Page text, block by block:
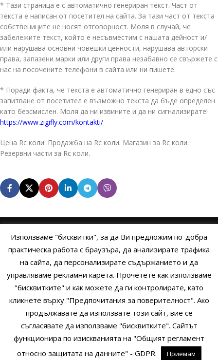
* Тази страница е с автоматично генериран текст. Част от
текста е написан от посетител на сайта. За тази част от текста
собствениците не носят отговорност. Моля в случай, че
забележите текст, който е несъвместим с нашата дейност и/
или нарушава основни човешки ценности, нарушава авторски
права, запазени марки или други права незабавно се свържете с
нас на посочените телефони в сайта или ни пишете.
* Поради факта, че текста е автоматично генериран в едно със
запитване от посетител е възможно текста да бъде определен
като безсмислен. Моля да ни извините и да ни сигнализирате!
https://www.zigifly.com/kontakti/
Цена Rc коли .Продажба на Rc коли. Магазин за Rc коли.
Резервни части за Rc коли.
ОБЩИ УСЛОВИЯ УСЛОВИЯ И ПРАВИЛА
ПОЛИТИКА НА БИСКВИТКИТЕПОЛИТИКА ЗА ПОВЕРИТЕЛНОСТ
Copyright © 2014 - 2024 Zigifly.com — Developed by We Work With
You
Използваме "бисквитки", за да Ви предложим по-добра
практическа работа с браузъра, да анализирате трафика
на сайта, да персонализирате съдържанието и да
управляваме рекламни карета. Прочетете как използваме
"бисквитките" и как можете да ги контролирате, като
кликнете върху "Предпочитания за поверителност". Ако
продължавате да използвате този сайт, вие се
съгласявате да използваме "бисквитките". Сайтът
функционира по изискванията на "Общият регламент
относно защитата на данните" - GDPR.
Приемам